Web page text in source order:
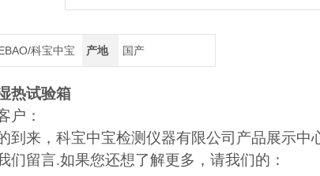
科宝中宝 产地 国产
热试验箱
户：
到来，科宝中宝检测仪器有限公司产品展示
们留言.如果您还想了解更多，请我们的：